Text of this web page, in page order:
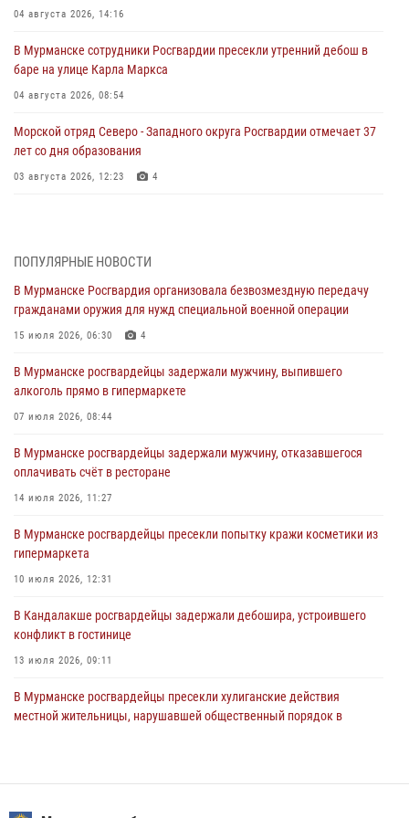
04 августа 2026, 14:16
В Мурманске сотрудники Росгвардии пресекли утренний дебош в
баре на улице Карла Маркса
04 августа 2026, 08:54
Морской отряд Северо - Западного округа Росгвардии отмечает 37
лет со дня образования
03 августа 2026, 12:23 4
Сотрудники Росгвардии провели инструктаж по
антитеррористической защищенности для членов избирательных
31 июля 2026, 08:48 3
Сотрудники Росгвардии задержали мужчину, не оплатившего счет в
30 июля 2026, 14:09
В Управлении Росгвардии по Мурманской области прошло пожарно-
30 июля 2026, 14:05
В Управлении Росгвардии по Мурманской области состоялось
равноапостольного великого князя Владимира
29 июля 2026, 12:17
ПОПУЛЯРНЫЕ НОВОСТИ
В Мурманске Росгвардия организовала безвозмездную передачу
гражданами оружия для нужд специальной военной операции
15 июля 2026, 06:30 4
В Мурманске росгвардейцы задержали мужчину, выпившего
алкоголь прямо в гипермаркете
07 июля 2026, 08:44
В Мурманске росгвардейцы задержали мужчину, отказавшегося
оплачивать счёт в ресторане
14 июля 2026, 11:27
В Мурманске росгвардейцы пресекли попытку кражи косметики из
гипермаркета
10 июля 2026, 12:31
В Кандалакше росгвардейцы задержали дебошира, устроившего
конфликт в гостинице
13 июля 2026, 09:11
В Мурманске росгвардейцы пресекли хулиганские действия
местной жительницы, нарушавшей общественный порядок в